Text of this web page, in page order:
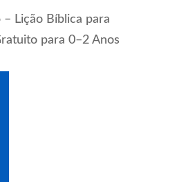
– Lição Bíblica para
para 0–2 Anos